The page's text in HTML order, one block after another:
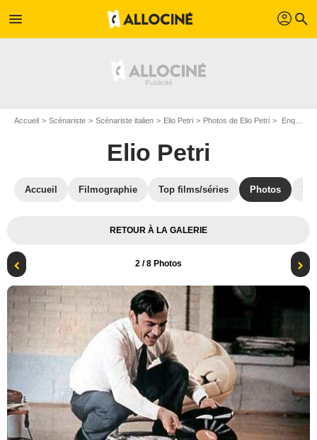
menu profil search
Accueil Scénariste Scénariste italien Elio Petri Photos de Elio Petri Enquête sur un citoyen au-dessus de tout soupçon : Photo Florinda Bolkan, Gian Maria Volontè, Elio Petri
Elio Petri
Accueil Filmographie Top films/séries Photos
RETOUR À LA GALERIE
2 / 8 Photos